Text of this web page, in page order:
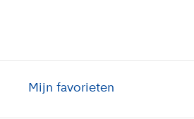
Mijn favorieten